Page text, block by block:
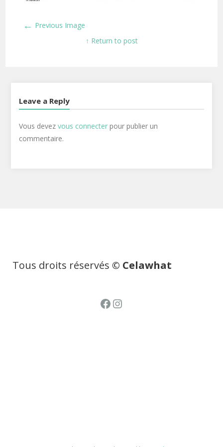
← Previous Image
↑ Return to post
Leave a Reply
Vous devez vous connecterpour publier un
commentaire.
Tous droits réservés © Celawhat
Facebook
Instagram